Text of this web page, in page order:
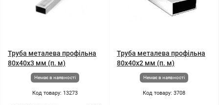
Труба металева профільна
80x40x3 мм (п. м)
Немає в наявності
Код товару: 13273
Труба металева профільна
80x40x2 мм (п. м)
Немає в наявності
Код товару: 3708